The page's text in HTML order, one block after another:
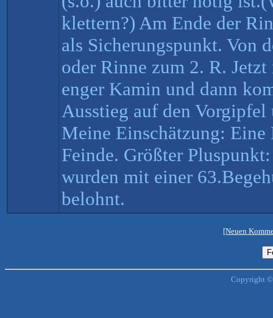
klettern?) Am Ende der
als Sicherungspunkt. Von
oder Rinne zum 2. R.
enger Kamin und dann
Ausstieg auf den
Meine Einschätzung:
Feinde. Größter
wurden mit einer
belohnt.
[Neuen
Copyright ©